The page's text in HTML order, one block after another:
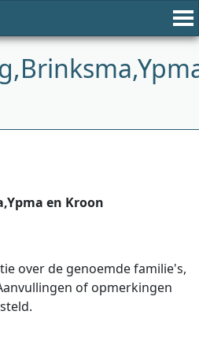
en Kroon
over de genoemde familie's,
of opmerkingen